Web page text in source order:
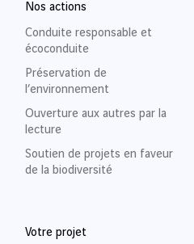
Nos actions
Conduite responsable et
écoconduite
Préservation de
l’environnement
Ouverture aux autres par la
lecture
Soutien de projets en faveur
de la biodiversité
Votre projet